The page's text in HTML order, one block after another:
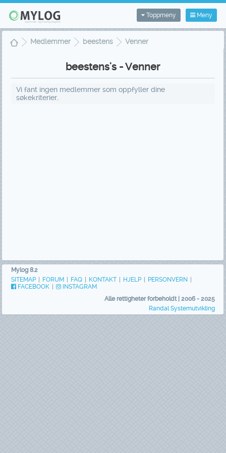
Meny
Toppmeny
Medlemmer beestens Venner
beestens's - Venner
Vi fant ingen medlemmer som oppfyller dine
søkekriterier..
Mylog 8.2
SITEMAP
FORUM FAQ KONTAKT HJELP PERSONVERN
FACEBOOK
INSTAGRAM
Alle rettigheter forbeholdt | 2006 - 2025
Randal Systemutvikling